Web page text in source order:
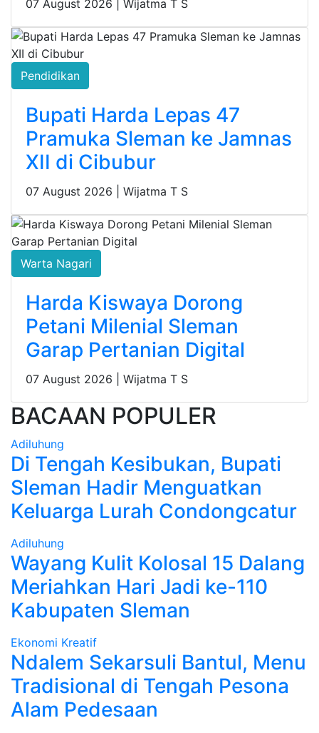
07 August 2026 | Wijatma T S
Pendidikan
Bupati Harda Lepas 47
Pramuka Sleman ke Jamnas
XII di Cibubur
07 August 2026 | Wijatma T S
Warta Nagari
Harda Kiswaya Dorong
Petani Milenial Sleman
Garap Pertanian Digital
07 August 2026 | Wijatma T S
BACAAN POPULER
Adiluhung
Di Tengah Kesibukan, Bupati
Sleman Hadir Menguatkan
Keluarga Lurah Condongcatur
Adiluhung
Wayang Kulit Kolosal 15 Dalang
Meriahkan Hari Jadi ke-110
Kabupaten Sleman
Ekonomi Kreatif
Ndalem Sekarsuli Bantul, Menu
Tradisional di Tengah Pesona
Alam Pedesaan